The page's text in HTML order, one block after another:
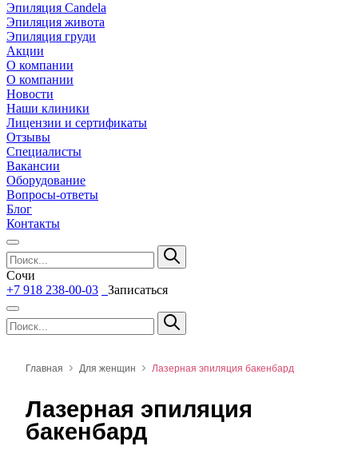
Эпиляция Candela
Эпиляция живота
Эпиляция груди
Акции
О компании
О компании
Новости
Наши клиники
Лицензии и сертификаты
Отзывы
Специалисты
Вакансии
Оборудование
Вопросы-ответы
Блог
Контакты
Сочи
+7 918 238-00-03
Записаться
Главная Для женщин Лазерная эпиляция бакенбард
Лазерная эпиляция
бакенбард